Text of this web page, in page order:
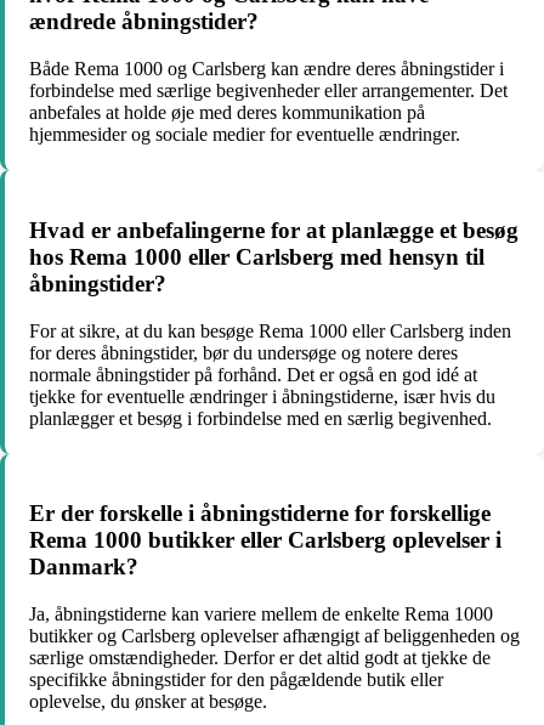
ændrede åbningstider?
Både Rema 1000 og Carlsberg kan ændre deres åbningstider i
forbindelse med særlige begivenheder eller arrangementer. Det
anbefales at holde øje med deres kommunikation på
hjemmesider og sociale medier for eventuelle ændringer.
Hvad er anbefalingerne for at planlægge et besøg
hos Rema 1000 eller Carlsberg med hensyn til
åbningstider?
For at sikre, at du kan besøge Rema 1000 eller Carlsberg inden
for deres åbningstider, bør du undersøge og notere deres
normale åbningstider på forhånd. Det er også en god idé at
tjekke for eventuelle ændringer i åbningstiderne, især hvis du
planlægger et besøg i forbindelse med en særlig begivenhed.
Er der forskelle i åbningstiderne for forskellige
Rema 1000 butikker eller Carlsberg oplevelser i
Danmark?
Ja, åbningstiderne kan variere mellem de enkelte Rema 1000
butikker og Carlsberg oplevelser afhængigt af beliggenheden og
særlige omstændigheder. Derfor er det altid godt at tjekke de
specifikke åbningstider for den pågældende butik eller
oplevelse, du ønsker at besøge.